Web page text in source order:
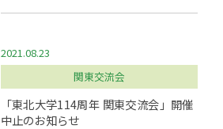
2021.08.23
関東交流会
「東北大学114周年 関東交流会」開催
中止のお知らせ